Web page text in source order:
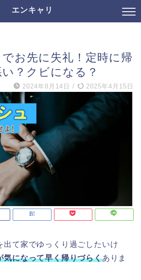
エンキャリ
お先に失礼！定時に帰
？クビになる？
2024年8月14日 / 2025年4月15日
出て家でゆっくり過ごしたいけ
気になって早く帰りづらくありま